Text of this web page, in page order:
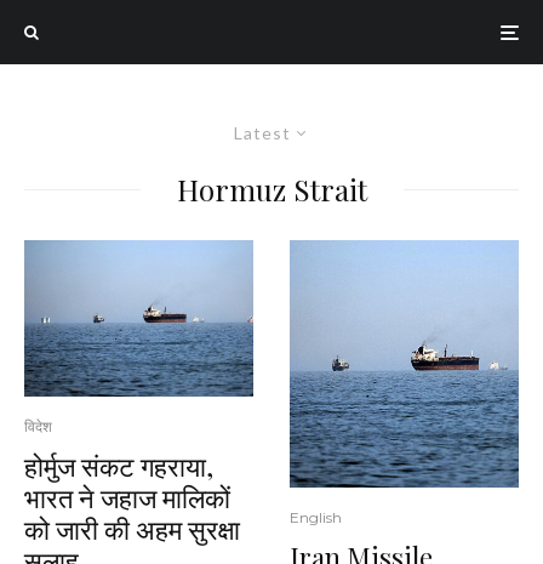
Latest
Hormuz Strait
विदेश
होर्मुज संकट गहराया,
भारत ने जहाज मालिकों
को जारी की अहम सुरक्षा
English